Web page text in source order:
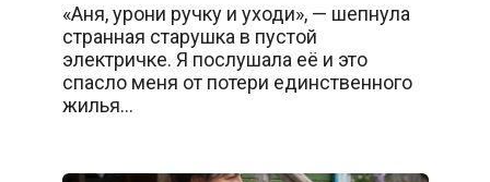
«Аня, урони ручку и уходи», — шепнула
странная старушка в пустой
электричке. Я послушала её и это
спасло меня от потери единственного
жилья…